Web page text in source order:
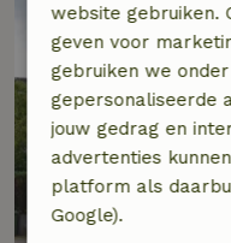
website gebruiken.
geven voor
gebruiken we
gepersonaliseerde
jouw gedrag en
advertenties
platform als
Google).